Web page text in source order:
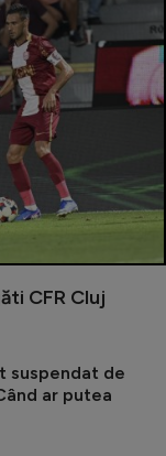
CFR Cluj
suspendat de
ar putea